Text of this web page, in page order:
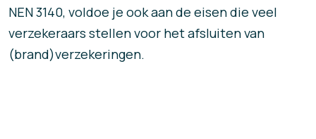
NEN 3140, voldoe je ook aan de eisen die veel
verzekeraars stellen voor het afsluiten van
(brand)verzekeringen.